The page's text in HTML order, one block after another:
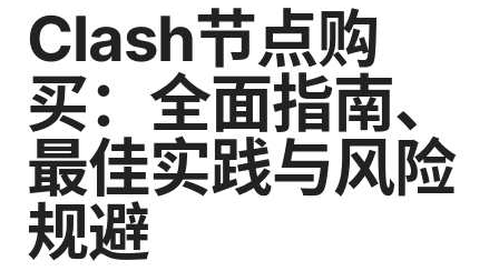
Clash节点购
买：全面指南、
最佳实践与风险
规避